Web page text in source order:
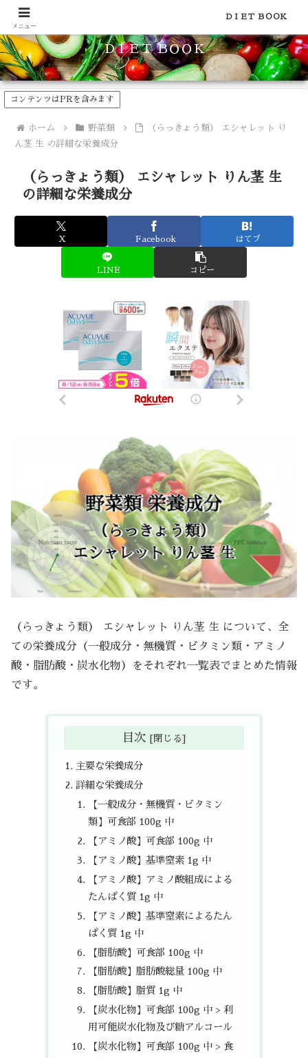
食品のカロリーや糖質などの栄養素がわかる！健康やダイエットに
ＤＩＥＴ ＢＯＯＫ
コンテンツはPRを含みます
ホーム 野菜類
（らっきょう類） エシャレット り
ん茎 生 の詳細な栄養成分
（らっきょう類） エシャレット りん茎 生
の詳細な栄養成分
X Facebook はてブ
LINE コピー
（らっきょう類） エシャレット りん茎 生 について、全
ての栄養成分（一般成分・無機質・ビタミン類・アミノ
酸・脂肪酸・炭水化物）をそれぞれ一覧表でまとめた情報
です。
目次
主要な栄養成分
詳細な栄養成分
【一般成分・無機質・ビタミン
類】可食部 100g 中
【アミノ酸】可食部 100g 中
【アミノ酸】基準窒素 1g 中
【アミノ酸】アミノ酸組成による
たんぱく質 1g 中
【アミノ酸】基準窒素によるたん
ぱく質 1g 中
【脂肪酸】可食部 100g 中
【脂肪酸】脂肪酸総量 100g 中
【脂肪酸】脂質 1g 中
【炭水化物】可食部 100g 中 > 利
用可能炭水化物及び糖アルコール
【炭水化物】可食部 100g 中 > 食
メニュー
ＤＩＥＴ ＢＯＯＫ